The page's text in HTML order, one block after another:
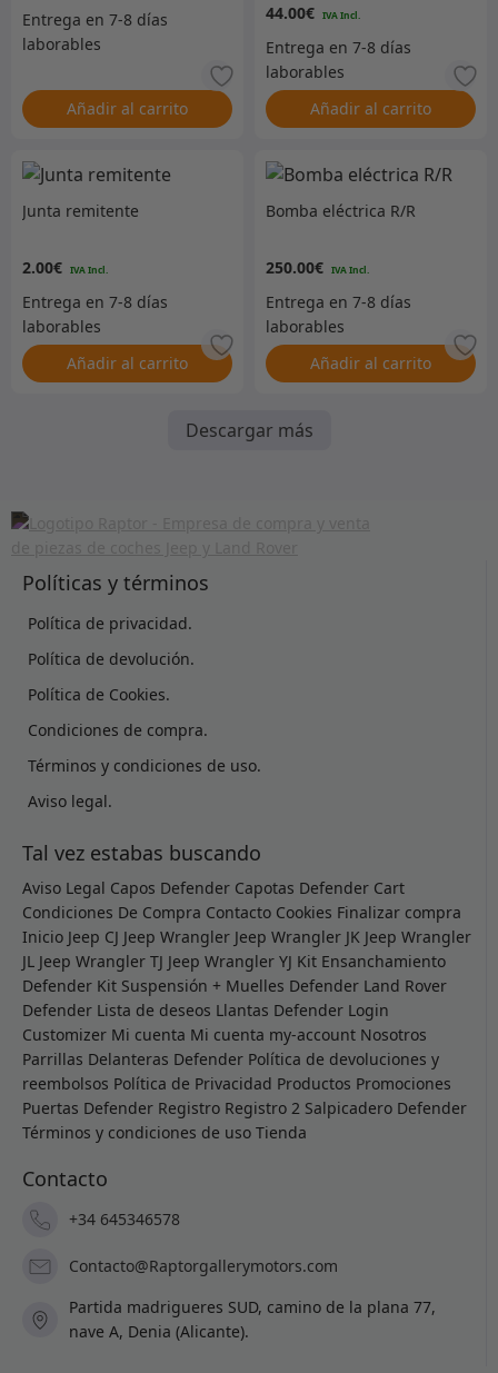
Añadir al carrito
44.00€
Añadir al carrito
Junta remitente
2.00€
Añadir al carrito
Bomba eléctrica R/R
250.00€
Añadir al carrito
Descargar más
Políticas y términos
Política de privacidad.
Política de devolución.
Política de Cookies.
Condiciones de compra.
Términos y condiciones de uso.
Aviso legal.
Tal vez estabas buscando
Aviso Legal Capos Defender Capotas Defender Cart
Condiciones De Compra Contacto Cookies Finalizar compra
Inicio Jeep CJ Jeep Wrangler Jeep Wrangler JK Jeep Wrangler
JL Jeep Wrangler TJ Jeep Wrangler YJ Kit Ensanchamiento
Defender Kit Suspensión + Muelles Defender Land Rover
Defender Lista de deseos Llantas Defender Login
Customizer Mi cuenta Mi cuenta my-account Nosotros
Parrillas Delanteras Defender Política de devoluciones y
reembolsos Política de Privacidad Productos Promociones
Puertas Defender Registro Registro 2 Salpicadero Defender
Términos y condiciones de uso Tienda
Contacto
+34 645346578
Contacto@Raptorgallerymotors.com
Partida madrigueres SUD, camino de la plana 77,
nave A, Denia (Alicante).